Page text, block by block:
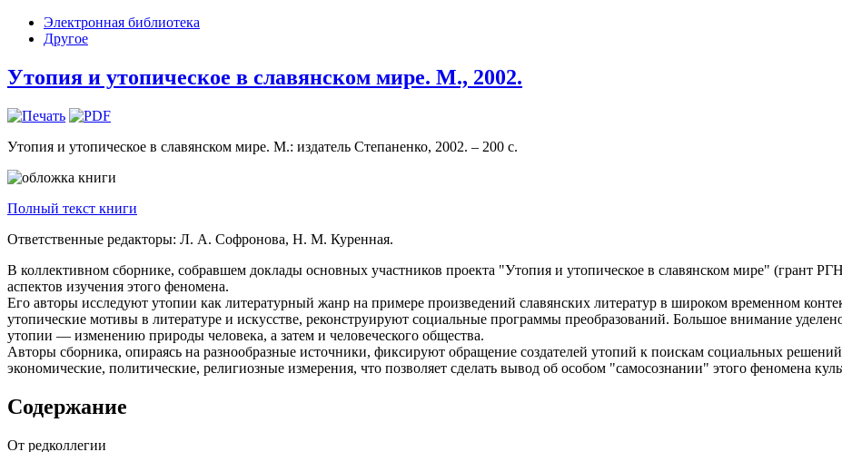
Электронная библиотека
Другое
Утопия и утопическое в славянском мире. М., 2002.
Утопия и утопическое в славянском мире. М.: издатель Степаненко, 2002. – 200 с.
Полный текст книги
Ответственные редакторы: Л. А. Софронова, Н. М. Куренная.
В коллективном сборнике, собравшем доклады основных участников проекта "Утопия и утопическое в славянском мире" (грант
аспектов изучения этого феномена.
Его авторы исследуют утопии как литературный жанр на примере произведений славянских литератур в широком временном
утопические мотивы в литературе и искусстве, реконструируют социальные программы преобразований. Большое внимание
утопии — изменению природы человека, а затем и человеческого общества.
Авторы сборника, опираясь на разнообразные источники, фиксируют обращение создателей утопий к поискам социальных
экономические, политические, религиозные измерения, что позволяет сделать вывод об особом "самосознании" этого феномена
Содержание
От редколлегии